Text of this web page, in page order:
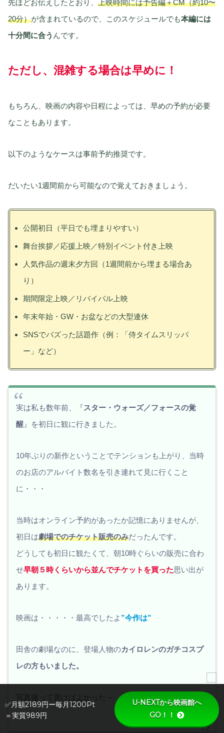
先ほどお伝えしたとおり、 上映時間には予告編＋CM（約10〜
20分）が含まれているので、このスケジュールでも本編には
十分間に合う んです。
ただし、混雑する場合は早めに！
もちろん、映画の内容や日程によっては、早めの予約が必要
なこともあります。
以下のようなケースは事前予約推奨です。
だいたい1週間前から可能なので覚えておきましょう。
公開初日（平日でも埋まりやすい）
舞台挨拶／応援上映／特別イベント付き上映
人気作品の週末夕方回（1週間前から埋まる場合あ
り）
期間限定上映／リバイバル上映
年末年始・GW・お盆などの大型連休
SNSでバズった話題作（例：「侍タイムスリッパ
ー」など）
実は私も数年前、『スター・ウォーズ／フォースの覚
醒 』を初日に観に行きました。
10年ぶりの新作ということでテンションも上がり、当時
のお店のアルバイト数名を引き連れて見に行くこと
に・・・
当時はオンライン予約があったか記憶にありませんが、
初日は劇場でのチケット販売のみだったんです。
どうしても初日に観たくて、朝10時ぐらいの販売に合わ
せ早朝５時くらいから並んでチケットを買った思い出が
あります。
映画は・・・・・最高でしたよ ”今作は”
田舎の劇場なのに、登場人物のカイロレンのガチコスプ
レの方もいました。
写真撮って置けばよかった～
✅月額2189円ー毎月1200Pt
＝実質989円
U-NEXTから映画館へ
GO！！